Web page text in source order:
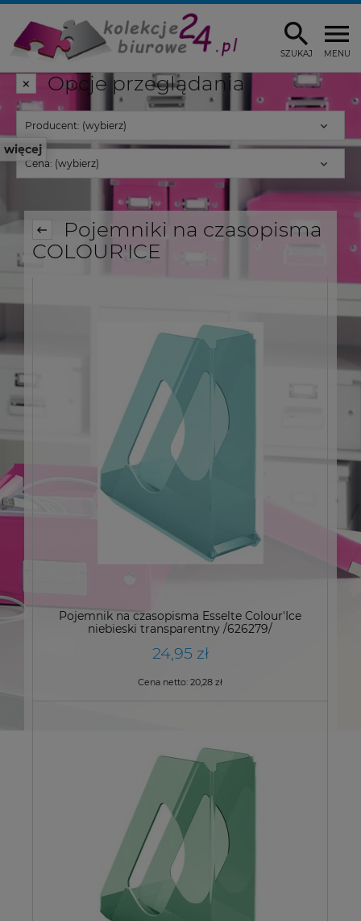
MENU
SZUKAJ
Opcje przeglądania
Producent: (wybierz)
Cena: (wybierz)
więcej
Pojemniki na czasopisma
COLOUR'ICE
Pojemnik na czasopisma Esselte Colour'Ice
niebieski transparentny /626279/
24,95 zł
Cena netto: 20,28 zł